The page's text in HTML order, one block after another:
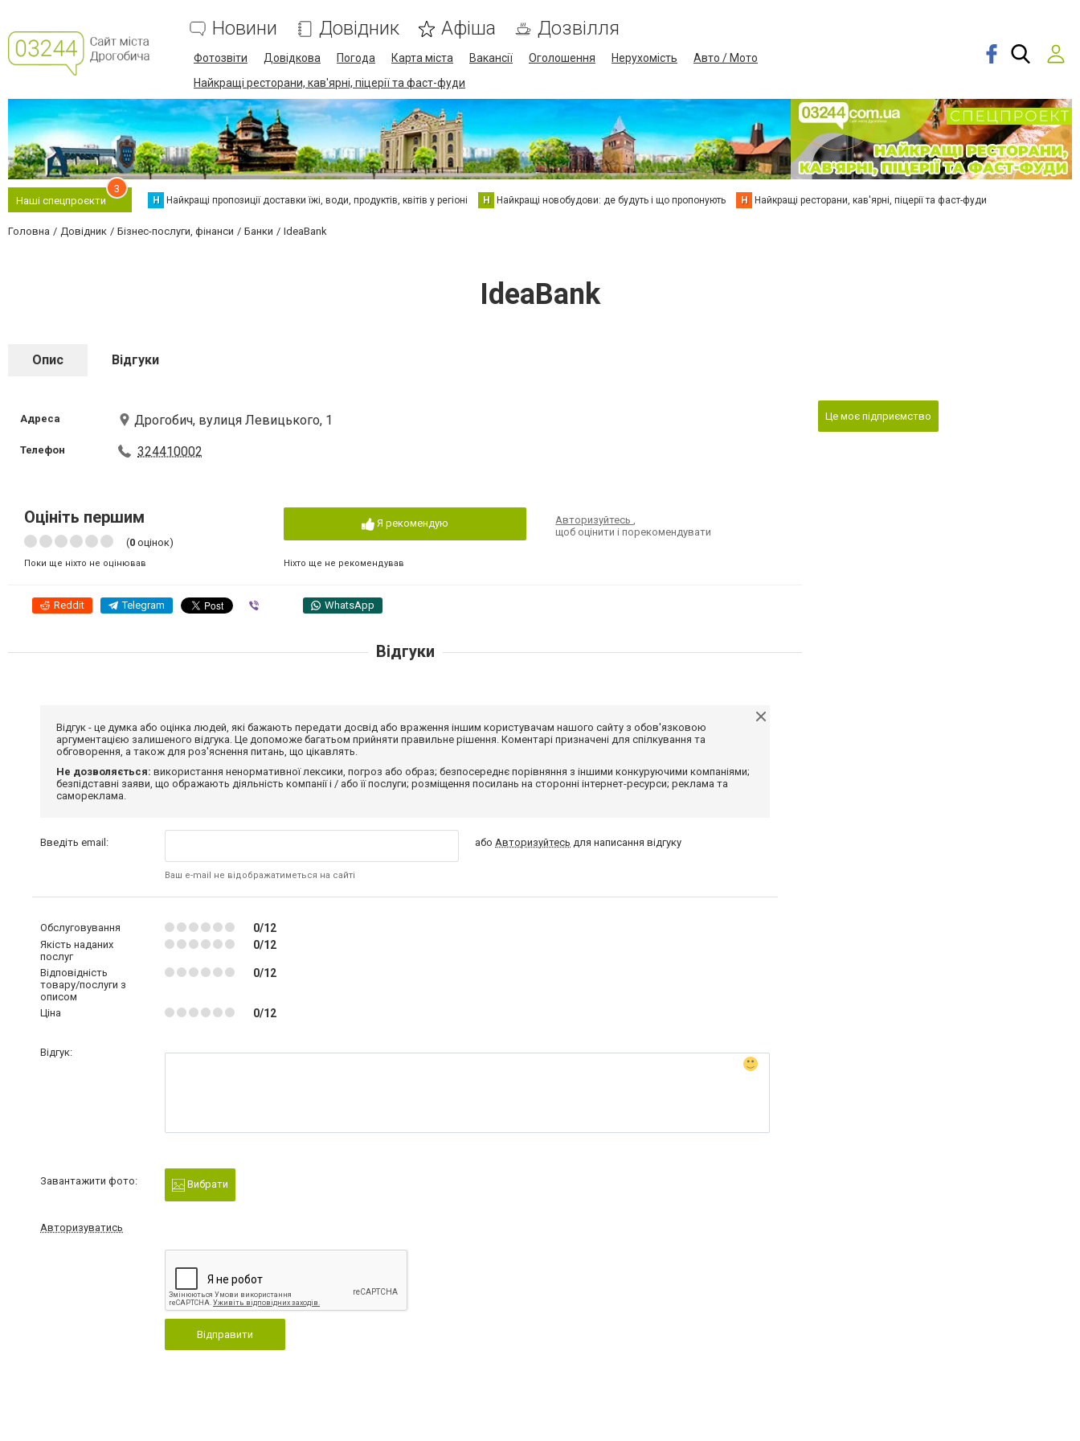
Новини Довідник Афіша Дозвілля
Фотозвіти Довідкова Погода Карта міста Вакансії Оголошення Нерухомість
Авто / Мото
Найкращі ресторани, кав'ярні, піцерії та фаст-фуди
Наші спецпроєкти
3
Н Найкращі пропозиції доставки їжі, води, продуктів, квітів у регіоні Н Найкращі новобудови: де будуть і що пропонують Н Найкращі ресторани, кав'ярні, піцерії та фаст-фуди
Головна Довідник Бізнес-послуги, фінанси Банки IdeaBank
IdeaBank
Опис Відгуки
Адреса Дрогобич, вулиця Левицького, 1
Телефон 324410002
Оцініть першим
(0 оцінок)
Поки ще ніхто не оцінював
Я рекомендую
Ніхто ще не рекомендував
Авторизуйтесь,
щоб оцінити і порекомендувати
Reddit Telegram WhatsApp
Це моє підприємство
Відгуки
Відгук - це думка або оцінка людей, які бажають передати досвід або враження іншим користувачам нашого сайту з обов'язковою
аргументацією залишеного відгука. Це допоможе багатьом прийняти правильне рішення. Коментарі призначені для спілкування та
обговорення, а також для роз'яснення питань, що цікавлять.
Не дозволяється: використання ненормативної лексики, погроз або образ; безпосереднє порівняння з іншими конкуруючими компаніями;
безпідставні заяви, що ображають діяльність компанії і / або її послуги; розміщення посилань на сторонні інтернет-ресурси; реклама та
самореклама.
Введіть email:
Ваш e-mail не відображатиметься на сайті
абоАвторизуйтесь для написання відгуку
Обслуговування 0/12
Якість наданих
послуг
0/12
Відповідність
товару/послуги з
описом
0/12
Ціна 0/12
Відгук:
Завантажити фото: Вибрати
Авторизуватись
Відправити